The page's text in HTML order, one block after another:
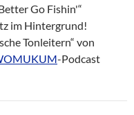
Go Fishin'“
im Hintergrund!
Tonleitern“ von
-Podcast